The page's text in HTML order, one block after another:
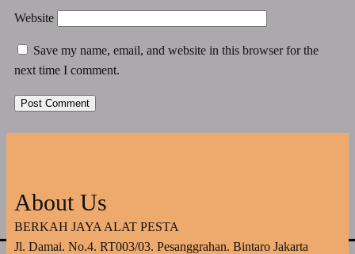
Website
Save my name, email, and website in this browser for the
next time I comment.
About Us
BERKAH JAYA ALAT PESTA
Jl. Damai. No.4. RT003/03. Pesanggrahan. Bintaro Jakarta